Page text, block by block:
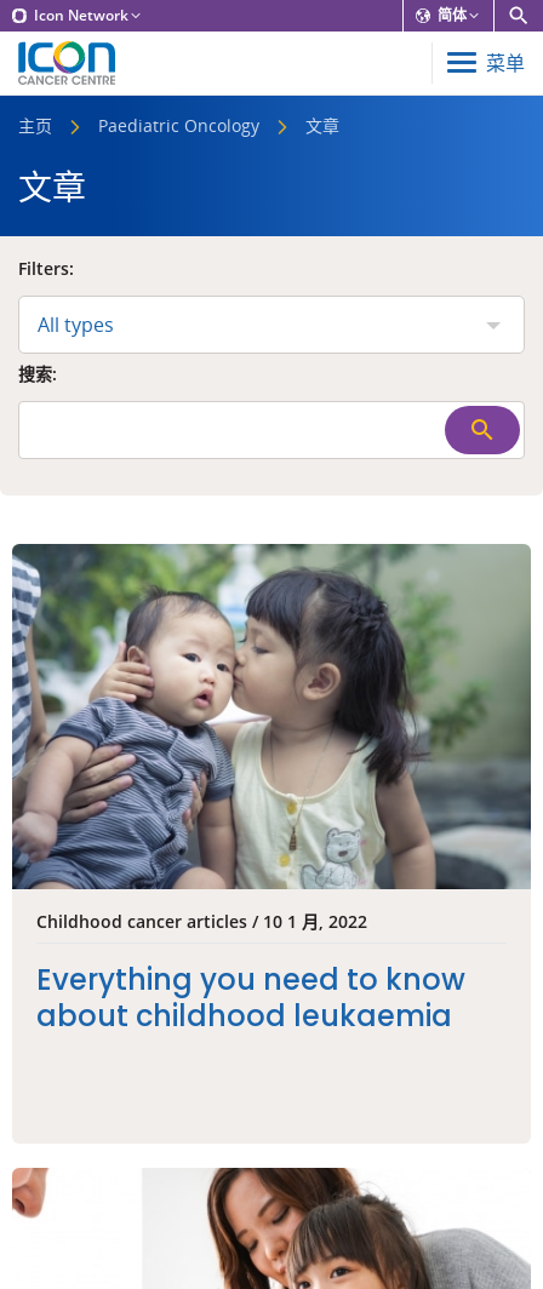
Icon Network 简体
菜单
主页 Paediatric Oncology 文章
文章
Filters:
All types
搜索:
Childhood cancer articles / 10 1 月, 2022
Everything you need to know
about childhood leukaemia